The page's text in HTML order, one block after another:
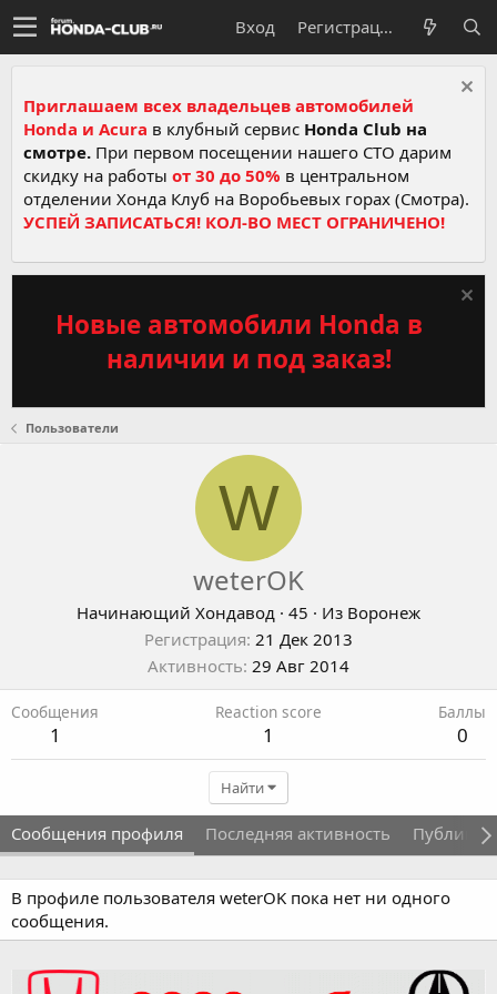
Вход Регистрация
Приглашаем всех владельцев автомобилей
Honda и Acura в клубный сервис Honda Club на
смотре. При первом посещении нашего СТО дарим
скидку на работы от 30 до 50% в центральном
отделении Хонда Клуб на Воробьевых горах (Смотра).
УСПЕЙ ЗАПИСАТЬСЯ! КОЛ-ВО МЕСТ ОГРАНИЧЕНО!
Новые автомобили Honda в
наличии и под заказ!
Пользователи
W
weterOK
Начинающий Хондавод · 45 · Из Воронеж
Регистрация 21 Дек 2013
Активность 29 Авг 2014
Сообщения
1
Reaction score
1
Баллы
0
Найти
Сообщения профиля Последняя активность
В профиле пользователя weterOK пока нет ни одного
сообщения.